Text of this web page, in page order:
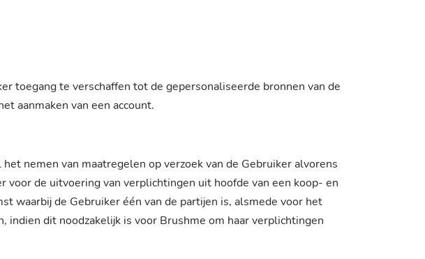
toegang te verschaffen tot de gepersonaliseerde bronnen van de
aanmaken van een account.
nemen van maatregelen op verzoek van de Gebruiker alvorens
de uitvoering van verplichtingen uit hoofde van een koop- en
waarbij de Gebruiker één van de partijen is, alsmede voor het
dit noodzakelijk is voor Brushme om haar verplichtingen